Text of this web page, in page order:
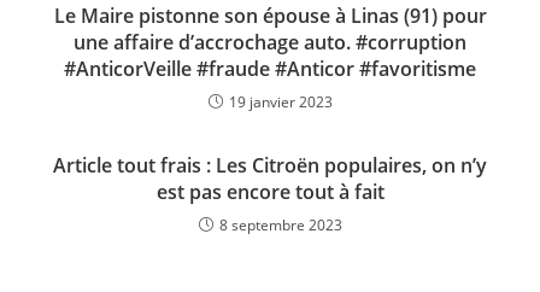
Le Maire pistonne son épouse à Linas (91) pour
une affaire d’accrochage auto. #corruption
#AnticorVeille #fraude #Anticor #favoritisme
19 janvier 2023
Article tout frais : Les Citroën populaires, on n’y
est pas encore tout à fait
8 septembre 2023